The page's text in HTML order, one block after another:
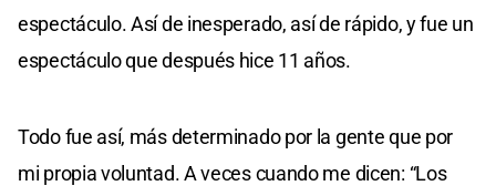
espectáculo. Así de inesperado, así de rápido, y fue un
espectáculo que después hice 11 años.
Todo fue así, más determinado por la gente que por
mi propia voluntad. A veces cuando me dicen: “Los